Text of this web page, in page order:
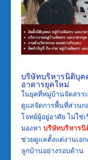
บริษัทบริหารนิติบุ
อาคารยุคใหม่
ในยุคที่หมู่บ้านจัดสรร
ดูแลจัดการพื้นที่ส่วนก
โจทย์ผู้อยู่อาศัย ไม่ใช่
มองหา บริษัทบริหาร
ช่วยดูแลตั้งแต่งานเอ
ลูกบ้านอย่างรอบด้าน